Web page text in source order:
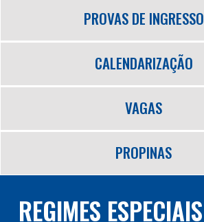
PROVAS DE INGRESSO
CALENDARIZAÇÃO
VAGAS
PROPINAS
REGIMES ESPECIAIS